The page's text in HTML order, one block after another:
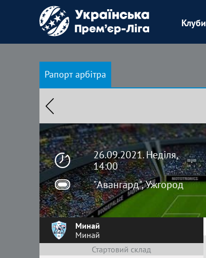
Клуби
Зоря
Полісся
Рапорт арбітра
26.09.2021. Неділя,
14:00
"Авангард", Ужгород
Минай
Минай
Стартовий склад